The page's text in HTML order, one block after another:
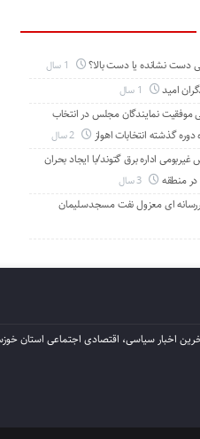
نشانده یا دست بالا؟
امید
موفقیت نمایندگان مجلس در انتخاب
گذشته انتخابات اهواز
اداره برق گتوند/با ایجاد بحران
منطقه
ای معزول نفت مسجدسلیمان
اخبار سیاسی، اقتصادی اجتماعی استان